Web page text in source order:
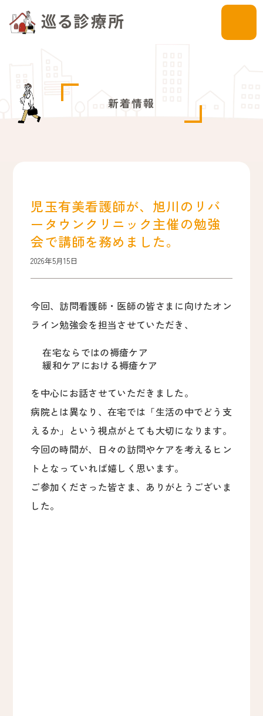
新着情報
児玉有美看護師が、旭川のリバ
ータウンクリニック主催の勉強
会で講師を務めました。
2026年5月15日
今回、訪問看護師・医師の皆さまに向けたオン
ライン勉強会を担当させていただき、
在宅ならではの褥瘡ケア
緩和ケアにおける褥瘡ケア
を中心にお話させていただきました。
病院とは異なり、在宅では「生活の中でどう支
えるか」という視点がとても大切になります。
今回の時間が、日々の訪問やケアを考えるヒン
トとなっていれば嬉しく思います。
ご参加くださった皆さま、ありがとうございま
した。